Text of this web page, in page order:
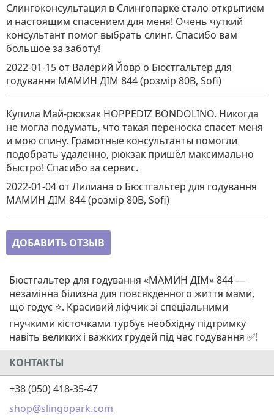
Слингоконсультация в Слингопарке стало открытием
и настоящим спасением для меня! Очень чуткий
консультант помог выбрать слинг. Спасибо вам
большое за заботу!
2022-01-15 от Валерий Йовр о Бюстгальтер для
годування МАМИН ДІМ 844 (розмір 80B, Sofi)
Купила Май-рюкзак HOPPEDIZ BONDOLINO. Никогда
не могла подумать, что такая переноска спасет меня
и мою спину. Грамотные консультанты помогли
подобрать удаленно, рюкзак пришёл максимально
быстро! Спасибо за сервис.
2022-01-04 от Лилиана о Бюстгальтер для годування
МАМИН ДІМ 844 (розмір 80B, Sofi)
ДОБАВИТЬ ОТЗЫВ
Бюстгальтер для годування «МАМИН ДІМ» 844 —
незамінна білизна для повсякденного життя мами,
що годує ⭐. Красивий ліфчик зі спеціальними
гнучкими кісточками турбує необхідну підтримку
навіть великих і важких грудей під час годування ✅!
КОНТАКТЫ
+38 (050) 418-35-47
shop@slingopark.com